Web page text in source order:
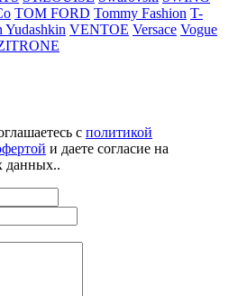
TOM FORD Tommy Fashion T-
Yudashkin VENTOE Versace Vogue
с политикой
и даете согласие на
данных..